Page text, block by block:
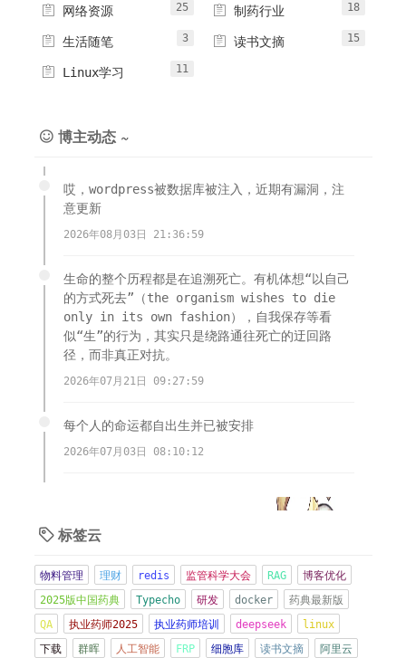
 网络资源 25  制药行业 18
 生活随笔 3  读书文摘 15
 Linux学习 11
 博主动态 ~
哎，wordpress被数据库被注入，近期有漏洞，注
意更新
2026年08月03日 21:36:59
生命的整个历程都是在追溯死亡。有机体想“以自己
的方式死去”（the organism wishes to die
only in its own fashion），自我保存等看
似“生”的行为，其实只是绕路通往死亡的迂回路
径，而非真正对抗。
2026年07月21日 09:27:59
每个人的命运都自出生并已被安排
2026年07月03日 08:10:12
多个服务器遭到木马植入，挖矿，跑流量，端口扫
2026年06月21日 08:57:16
现在CMO都好卷，交付物其实都做的不好，因为太忙
了
2026年06月08日 21:15:42
 标签云
物料管理 理财 redis 监管科学大会 RAG
博客优化
2025版中国药典
Typecho 研发 docker
药典最新版
QA
执业药师2025 执业药师培训 deepseek
linux
下载
群晖 人工智能 FRP 细胞库 读书文摘
阿里云